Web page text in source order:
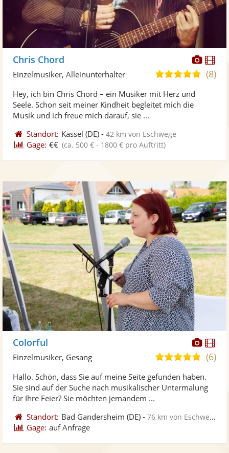
Chris Chord
5,0(8)
Einzelmusiker, Alleinunterhalter
Hey, ich bin Chris Chord – ein Musiker mit Herz und
Seele. Schon seit meiner Kindheit begleitet mich die
Musik und ich freue mich darauf, sie ...
Standort: Kassel (DE) -42 km von Eschwege
Gage: €€ (ca. 500 € - 1800 € pro Auftritt)
Fotos
Colorful
5,0
5
Sternen
(6)
Einzelmusiker, Gesang
Hallo. Schön, dass Sie auf meine Seite gefunden haben.
Sie sind auf der Suche nach musikalischer Untermalung
für Ihre Feier? Sie möchten jemandem ...
Standort: Bad Gandersheim (DE) -76 km von Eschwege
Gage: auf Anfrage